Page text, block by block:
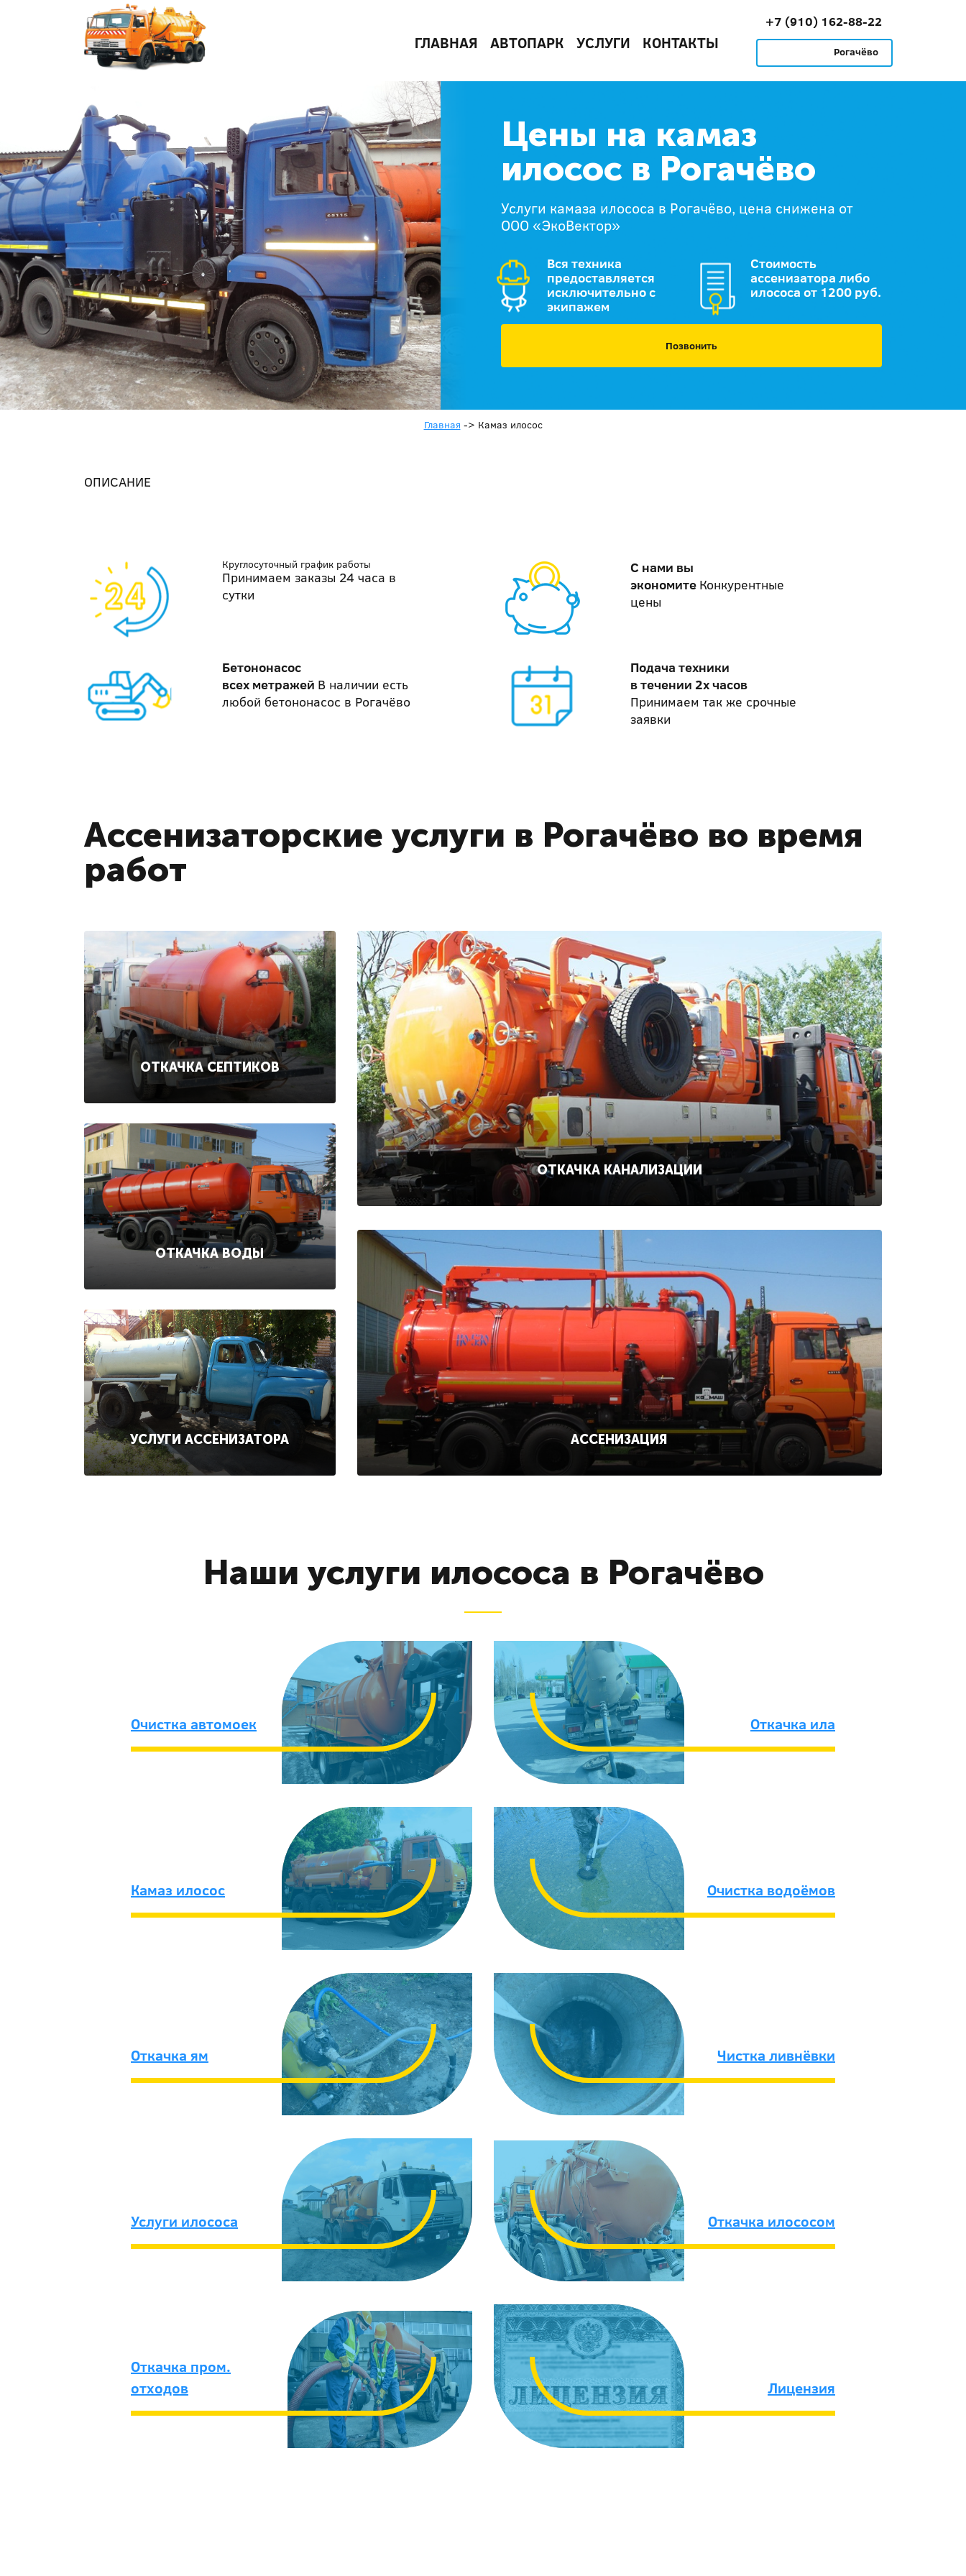
ГЛАВНАЯ АВТОПАРК УСЛУГИ КОНТАКТЫ
+7 (910) 162-88-22
Рогачёво
Цены на камаз
илосос в Рогачёво
Услуги камаза илососа в Рогачёво, цена снижена от
ООО «ЭкоВектор»
Вся техника
предоставляется
исключительно с
экипажем
Стоимость
ассенизатора либо
илососа от 1200 руб.
Позвонить
Главная -> Камаз илосос
ОПИСАНИЕ
Круглосуточный график работы
Принимаем заказы 24 часа в
сутки
С нами вы
экономите Конкурентные
цены
Бетононасос
всех метражей В наличии есть
любой бетононасос в Рогачёво
Подача техники
в течении 2х часов
Принимаем так же срочные
заявки
Ассенизаторские услуги в Рогачёво во время
работ
ОТКАЧКА СЕПТИКОВ
ОТКАЧКА ВОДЫ
УСЛУГИ АССЕНИЗАТОРА
ОТКАЧКА КАНАЛИЗАЦИИ
АССЕНИЗАЦИЯ
Наши услуги илососа в Рогачёво
Очистка автомоек Откачка ила
Камаз илосос Очистка водоёмов
Откачка ям Чистка ливнёвки
Услуги илососа Откачка илососом
Откачка пром.
отходов
Лицензия